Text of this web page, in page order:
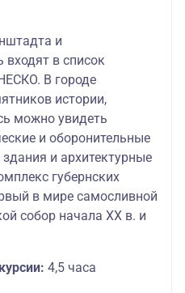
и
входят в список
В городе
истории,
можно увидеть
и оборонительные
и архитектурные
губернских
в мире самосливной
собор начала XX в. и
4,5 часа